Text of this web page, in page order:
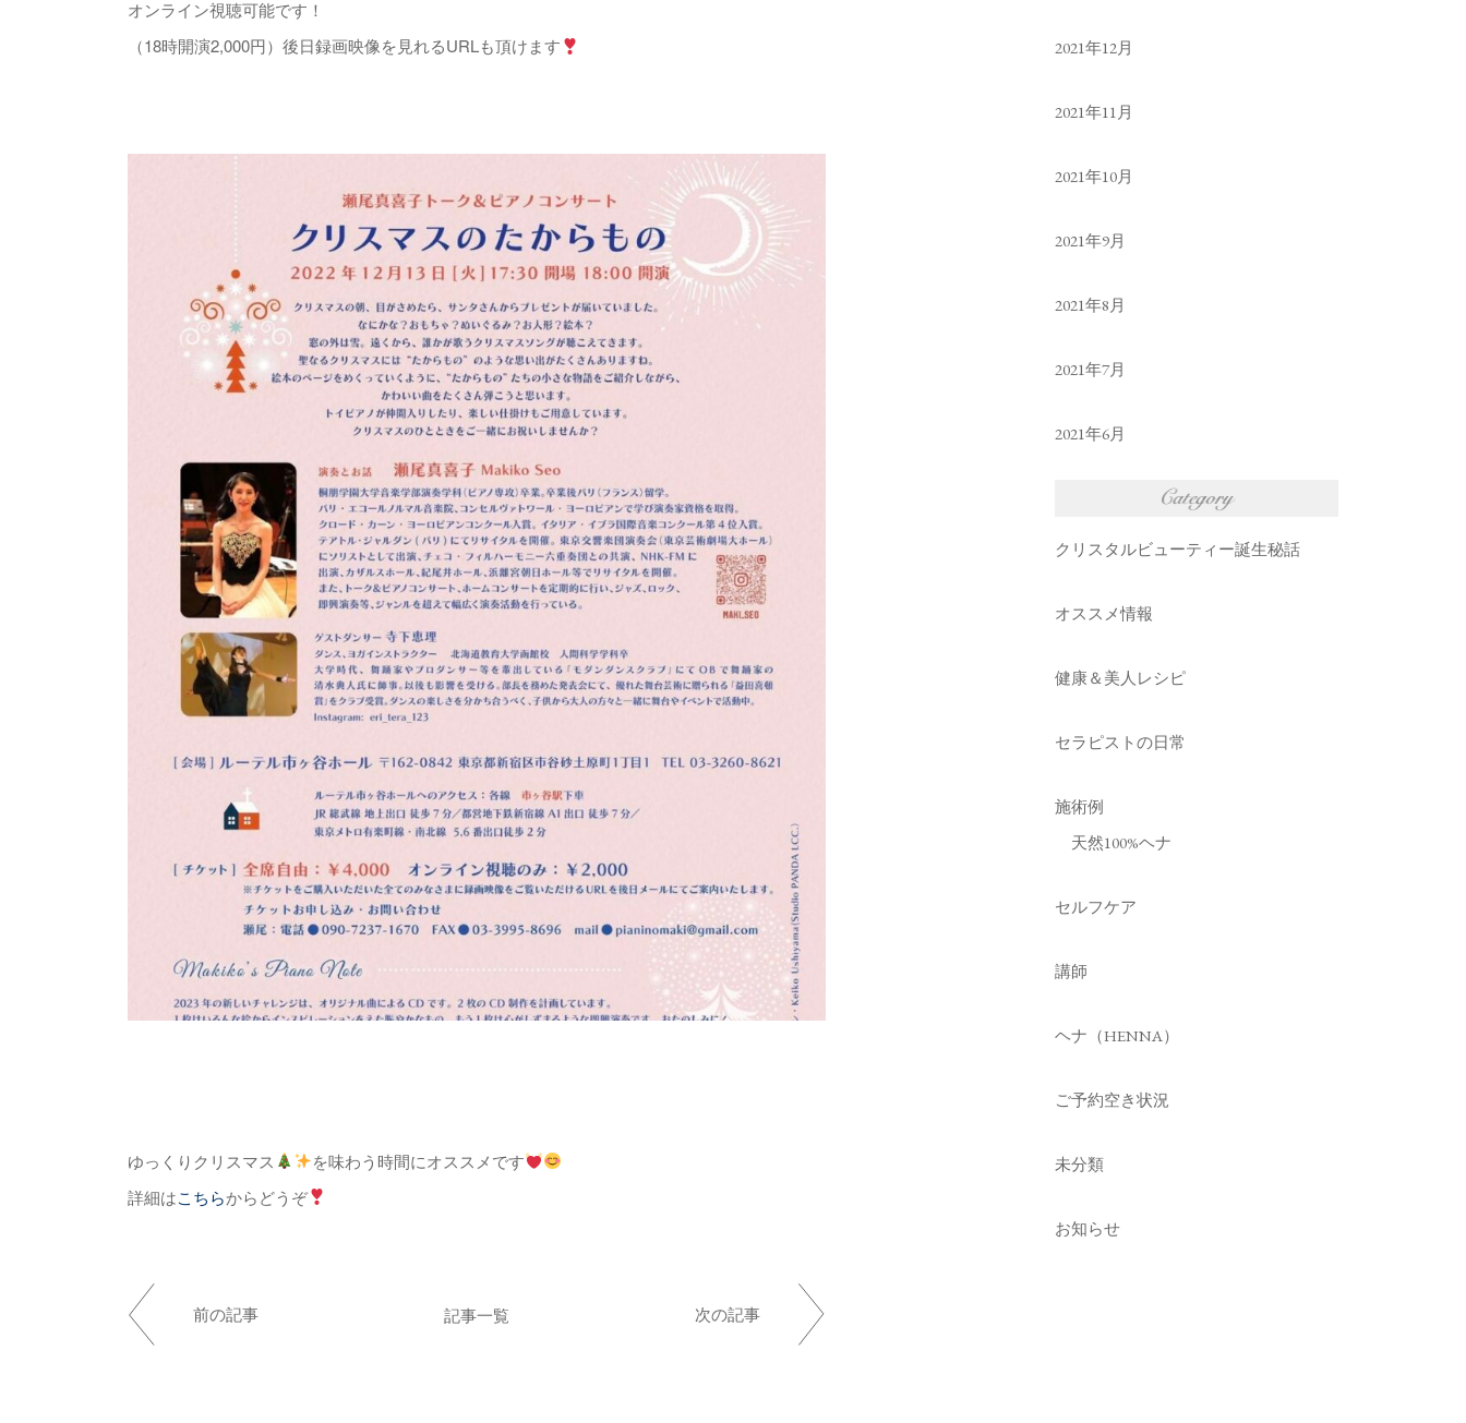
オンライン視聴可能です！
（18時開演2,000円）後日録画映像を見れるURLも頂けます
ゆっくりクリスマス
を味わう時間にオススメです
詳細はこちらからどうぞ
前の記事 記事一覧 次の記事
2021年12月
2021年11月
2021年10月
2021年9月
2021年8月
2021年7月
2021年6月
クリスタルビューティー誕生秘話
オススメ情報
健康＆美人レシピ
セラピストの日常
施術例
天然100%ヘナ
セルフケア
講師
ヘナ（HENNA）
ご予約空き状況
未分類
お知らせ